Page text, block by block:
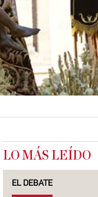
LO MÁS LEÍDO
EL DEBATE